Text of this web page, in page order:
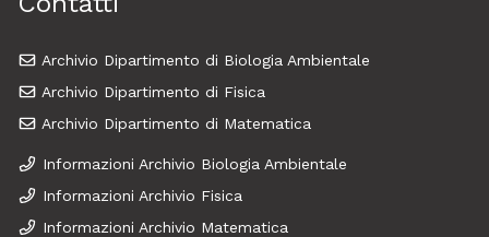
Archivio Dipartimento di Biologia Ambientale
Archivio Dipartimento di Fisica
Archivio Dipartimento di Matematica
Informazioni Archivio Biologia Ambientale
Informazioni Archivio Fisica
Informazioni Archivio Matematica